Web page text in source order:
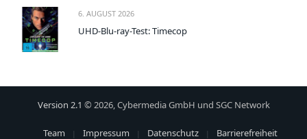
6. AUGUST 2026
UHD-Blu-ray-Test: Timecop
Version 2.1 © 2026, Cybermedia GmbH und SGC Network
Team Impressum Datenschutz
Barrierefreiheit